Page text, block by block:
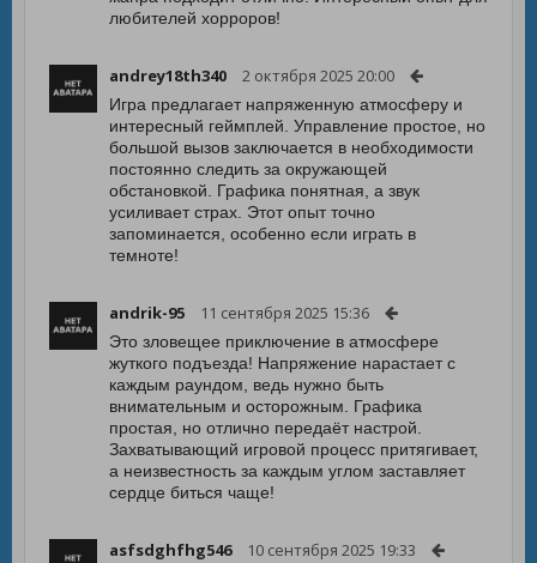
любителей хорроров!
andrey18th340 2 октября 2025 20:00
Игра предлагает напряженную атмосферу и
интересный геймплей. Управление простое, но
большой вызов заключается в необходимости
постоянно следить за окружающей
обстановкой. Графика понятная, а звук
усиливает страх. Этот опыт точно
запоминается, особенно если играть в
темноте!
andrik-95 11 сентября 2025 15:36
Это зловещее приключение в атмосфере
жуткого подъезда! Напряжение нарастает с
каждым раундом, ведь нужно быть
внимательным и осторожным. Графика
простая, но отлично передаёт настрой.
Захватывающий игровой процесс притягивает,
а неизвестность за каждым углом заставляет
сердце биться чаще!
asfsdghfhg546 10 сентября 2025 19:33